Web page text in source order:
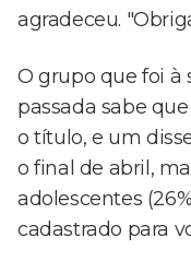
agradeceu.
O grupo que foi à
passada sabe
o título, e um
o final de abril,
adolescentes
cadastrado para